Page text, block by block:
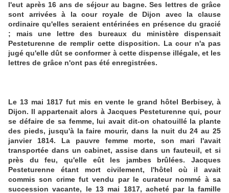
l'eut après 16 ans de séjour au bagne. Ses lettres de grâce
sont arrivées à la cour royale de Dijon avec la clause
ordinaire qu'elles seraient entérinées en présence du gracié
; mais une lettre des bureaux du ministère dispensait
Pesteturenne de remplir cette disposition. La cour n'a pas
jugé qu'elle dût se conformer à cette dispense illégale, et les
lettres de grâce n'ont pas été enregistrées.
Le 13 mai 1817 fut mis en vente le grand hôtel Berbisey, à
Dijon. Il appartenait alors à Jacques Pesteturenne qui, pour
se défaire de sa femme, lui avait dit-on chatouillé la plante
des pieds, jusqu'à la faire mourir, dans la nuit du 24 au 25
janvier 1814. La pauvre femme morte, son mari l'avait
transportée dans un cabinet, assise dans un fauteuil, et si
près du feu, qu'elle eût les jambes brûlées. Jacques
Pesteturenne étant mort civilement, l'hôtel où il avait
commis son crime fut vendu par le curateur nommé à sa
succession vacante, le 13 mai 1817, acheté par la famille